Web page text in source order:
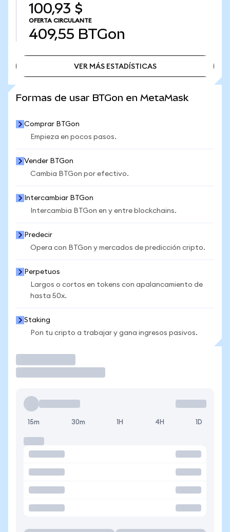
100,93 $
OFERTA CIRCULANTE
409,55 BTGon
VER MÁS ESTADÍSTICAS
Formas de usar BTGon en MetaMask
Comprar BTGon
Empieza en pocos pasos.
Vender BTGon
Cambia BTGon por efectivo.
Intercambiar BTGon
Intercambia BTGon en y entre blockchains.
Predecir
Opera con BTGon y mercados de predicción cripto.
Perpetuos
Largos o cortos en tokens con apalancamiento de
hasta 50x.
Staking
Pon tu cripto a trabajar y gana ingresos pasivos.
15m 30m 1H 4H 1D